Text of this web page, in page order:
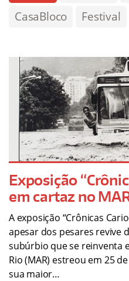
CasaBloco
Festival
Exposição
em cartaz no
A exposição “Crônicas
apesar dos pesares revive
subúrbio que se reinventa
Rio (MAR) estreou em 25
sua maior…